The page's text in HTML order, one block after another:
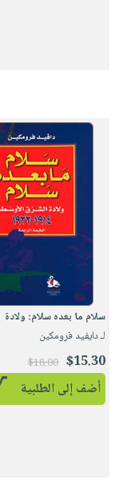
سلام ما بعده سلام: ولادة
لـ دايفيد فرومكين
$15.30
$18.00
أضف إلى الطلبية